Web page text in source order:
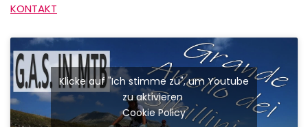
KONTAKT
Klicke auf "Ich stimme zu", um Youtube
zu aktivieren
Cookie Policy